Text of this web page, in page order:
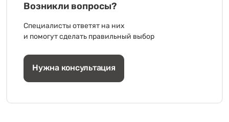
Возникли вопросы?
Специалисты ответят на них
и помогут сделать правильный выбор
Нужна консультация